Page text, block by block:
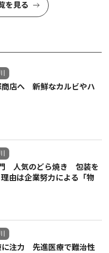
を見る
商店へ 新鮮なカルビやハ
人気のどら焼き 包装を
由は企業努力による「物
に注力 先進医療で難治性